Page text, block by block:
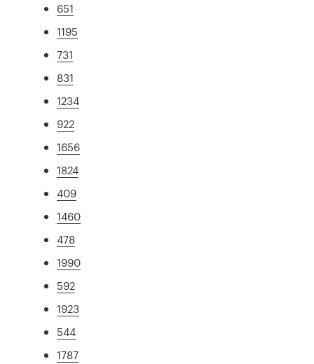
651
1195
731
831
1234
922
1656
1824
409
1460
478
1990
592
1923
544
1787